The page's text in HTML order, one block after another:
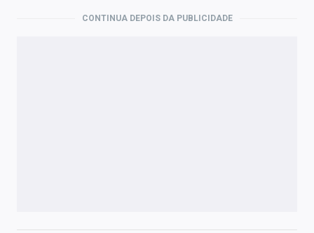
CONTINUA DEPOIS DA PUBLICIDADE